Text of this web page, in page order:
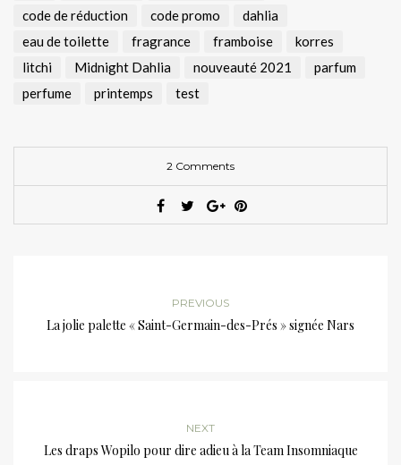
code de réduction
code promo
dahlia
eau de toilette
fragrance framboise
korres
litchi
Midnight Dahlia nouveauté 2021
parfum
perfume
printemps test
2 Comments
PREVIOUS
La jolie palette « Saint-Germain-des-Prés » signée Nars
NEXT
Les draps Wopilo pour dire adieu à la Team Insomniaque